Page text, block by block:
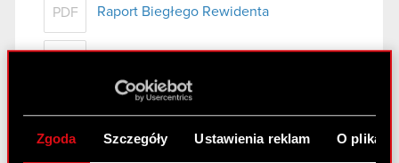
Zgoda Szczegóły Ustawienia reklam O
PDF Raport Biegłego Rewidenta
Raport bieżący nr 53/2010